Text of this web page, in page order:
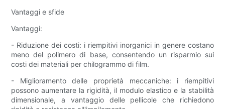
Vantaggi e sfide
Vantaggi:
- Riduzione dei costi: i riempitivi inorganici in genere costano
meno del polimero di base, consentendo un risparmio sui
costi dei materiali per chilogrammo di film.
- Miglioramento delle proprietà meccaniche: i riempitivi
possono aumentare la rigidità, il modulo elastico e la stabilità
dimensionale, a vantaggio delle pellicole che richiedono